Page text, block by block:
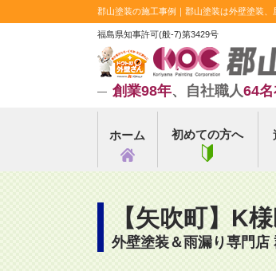
郡山塗装の施工事例｜郡山塗装は外壁塗装
福島県知事許可(般-7)第3429号
創業98年、自社職人64
ホーム 初めての方へ
【矢吹町】K
外壁塗装＆雨漏り専門店